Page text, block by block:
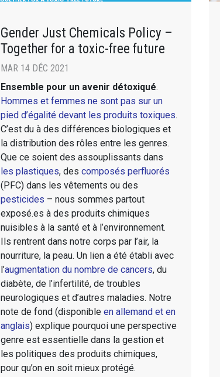
Gender Just Chemicals Policy –
Together for a toxic-free future
MAR 14 DÉC 2021
Ensemble pour un avenir détoxiqué.
Hommes et femmes ne sont pas sur un
pied d’égalité devant les produits toxiques.
C’est du à des différences biologiques et
la distribution des rôles entre les genres.
Que ce soient des assouplissants dans
les plastiques, des composés perfluorés
(PFC) dans les vêtements ou des
pesticides – nous sommes partout
exposé.es à des produits chimiques
nuisibles à la santé et à l’environnement.
Ils rentrent dans notre corps par l’air, la
nourriture, la peau. Un lien a été établi avec
l’augmentation du nombre de cancers, du
diabète, de l’infertilité, de troubles
neurologiques et d’autres maladies. Notre
note de fond (disponible en allemand et en
anglais) explique pourquoi une perspective
genre est essentielle dans la gestion et
les politiques des produits chimiques,
pour qu’on en soit mieux protégé.